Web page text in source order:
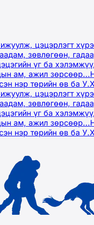
цэцэрлэгт
зөвлөгөөн,
үг ба
ам, ажил зөрсөөр...
нэр төрийн өв ба
цэцэрлэгт
зөвлөгөөн,
үг ба
ам, ажил зөрсөөр...
нэр төрийн өв ба